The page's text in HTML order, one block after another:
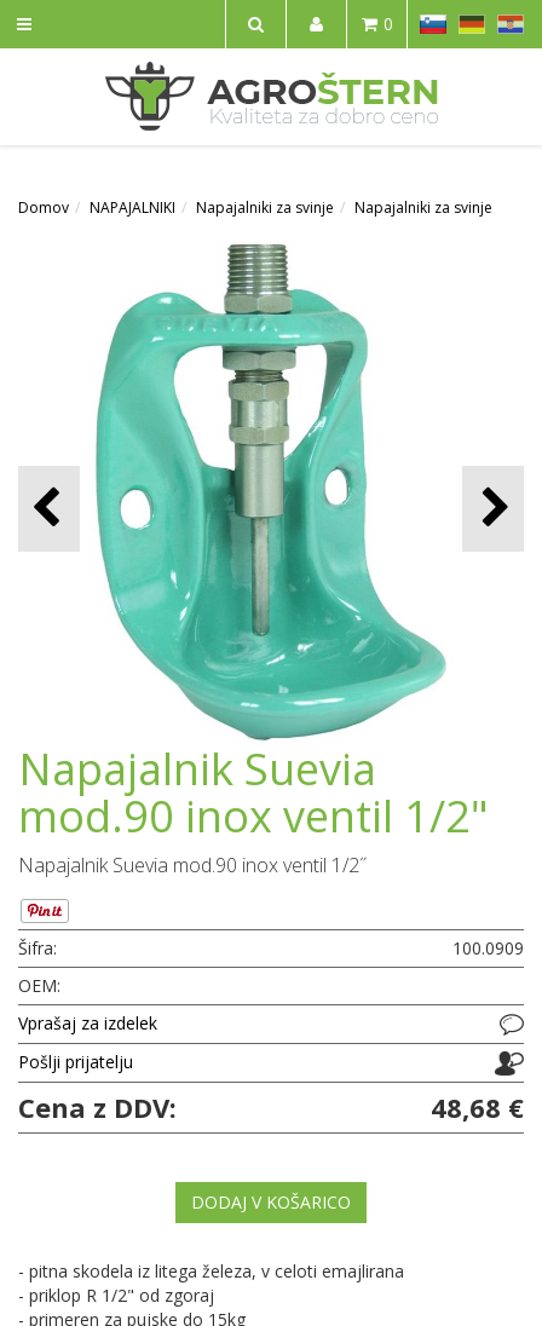
IŠČI
SL HR
0
Domov NAPAJALNIKI Napajalniki za svinje Napajalniki za svinje
Napajalnik Suevia
mod.90 inox ventil 1/2"
Napajalnik Suevia mod.90 inox ventil 1/2˝
Šifra:
100.0909
OEM:
Vprašaj za izdelek
Pošlji prijatelju
Cena z DDV: 48,68 €
DODAJ V KOŠARICO
- pitna skodela iz litega železa, v celoti emajlirana
- priklop R 1/2" od zgoraj
- primeren za pujske do 15kg